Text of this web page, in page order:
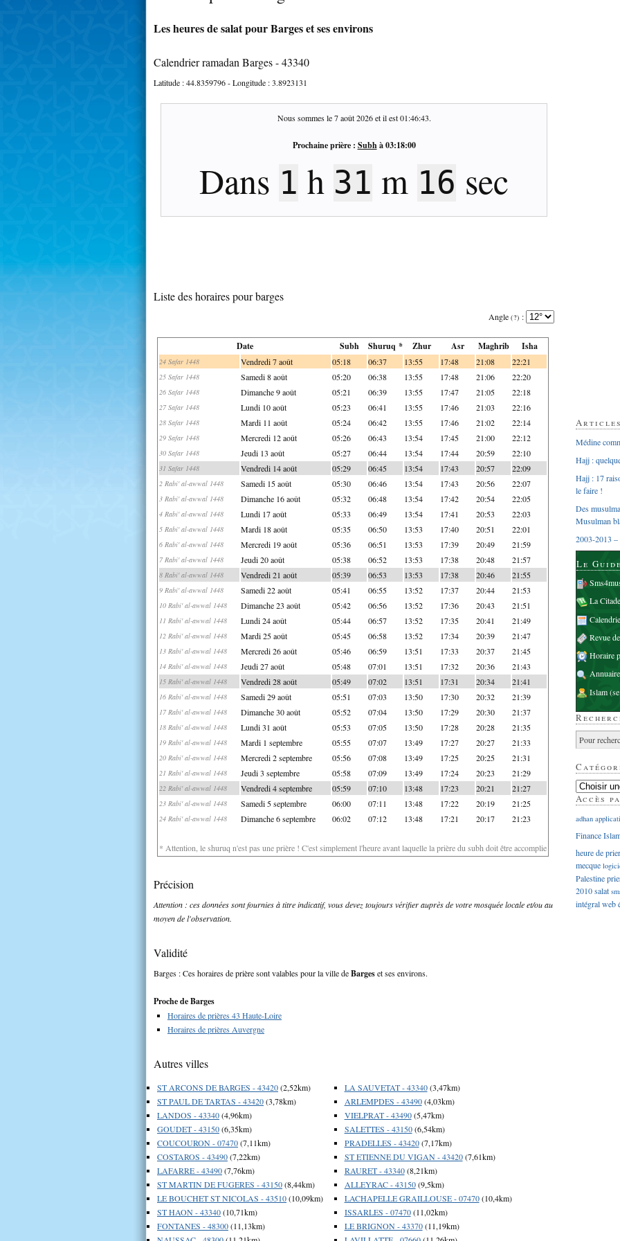
Les heures de salat pour Barges et ses environs
Calendrier ramadan Barges - 43340
Latitude :44.8359796- Longitude :3.8923131
Nous sommes le7 août 2026et il est01:46:44.
Prochaine prière : Subhà03:18:00
Dans 1 h 31 m 15 sec
Liste des horaires pour barges
Angle (?) :
Date Subh Shuruq * Zhur Asr Maghrib Isha
24 Safar 1448 Vendredi 7 août 05:18 06:37 13:55 17:48 21:08 22:21
25 Safar 1448 Samedi 8 août 05:20 06:38 13:55 17:48 21:06 22:20
26 Safar 1448 Dimanche 9 août 05:21 06:39 13:55 17:47 21:05 22:18
27 Safar 1448 Lundi 10 août 05:23 06:41 13:55 17:46 21:03 22:16
28 Safar 1448 Mardi 11 août 05:24 06:42 13:55 17:46 21:02 22:14
29 Safar 1448 Mercredi 12 août 05:26 06:43 13:54 17:45 21:00 22:12
30 Safar 1448 Jeudi 13 août 05:27 06:44 13:54 17:44 20:59 22:10
31 Safar 1448 Vendredi 14 août 05:29 06:45 13:54 17:43 20:57 22:09
2 Rabi' al-awwal 1448 Samedi 15 août 05:30 06:46 13:54 17:43 20:56 22:07
3 Rabi' al-awwal 1448 Dimanche 16 août 05:32 06:48 13:54 17:42 20:54 22:05
4 Rabi' al-awwal 1448 Lundi 17 août 05:33 06:49 13:54 17:41 20:53 22:03
5 Rabi' al-awwal 1448 Mardi 18 août 05:35 06:50 13:53 17:40 20:51 22:01
6 Rabi' al-awwal 1448 Mercredi 19 août 05:36 06:51 13:53 17:39 20:49 21:59
7 Rabi' al-awwal 1448 Jeudi 20 août 05:38 06:52 13:53 17:38 20:48 21:57
8 Rabi' al-awwal 1448 Vendredi 21 août 05:39 06:53 13:53 17:38 20:46 21:55
9 Rabi' al-awwal 1448 Samedi 22 août 05:41 06:55 13:52 17:37 20:44 21:53
10 Rabi' al-awwal 1448 Dimanche 23 août 05:42 06:56 13:52 17:36 20:43 21:51
11 Rabi' al-awwal 1448 Lundi 24 août 05:44 06:57 13:52 17:35 20:41 21:49
12 Rabi' al-awwal 1448 Mardi 25 août 05:45 06:58 13:52 17:34 20:39 21:47
13 Rabi' al-awwal 1448 Mercredi 26 août 05:46 06:59 13:51 17:33 20:37 21:45
14 Rabi' al-awwal 1448 Jeudi 27 août 05:48 07:01 13:51 17:32 20:36 21:43
15 Rabi' al-awwal 1448 Vendredi 28 août 05:49 07:02 13:51 17:31 20:34 21:41
16 Rabi' al-awwal 1448 Samedi 29 août 05:51 07:03 13:50 17:30 20:32 21:39
17 Rabi' al-awwal 1448 Dimanche 30 août 05:52 07:04 13:50 17:29 20:30 21:37
18 Rabi' al-awwal 1448 Lundi 31 août 05:53 07:05 13:50 17:28 20:28 21:35
19 Rabi' al-awwal 1448 Mardi 1 septembre 05:55 07:07 13:49 17:27 20:27 21:33
20 Rabi' al-awwal 1448 Mercredi 2 septembre 05:56 07:08 13:49 17:25 20:25 21:31
21 Rabi' al-awwal 1448 Jeudi 3 septembre 05:58 07:09 13:49 17:24 20:23 21:29
22 Rabi' al-awwal 1448 Vendredi 4 septembre 05:59 07:10 13:48 17:23 20:21 21:27
23 Rabi' al-awwal 1448 Samedi 5 septembre 06:00 07:11 13:48 17:22 20:19 21:25
24 Rabi' al-awwal 1448 Dimanche 6 septembre 06:02 07:12 13:48 17:21 20:17 21:23
* Attention, le shuruq n'est pas une prière ! C'est simplement l'heure avant laquelle la prière du subh doit être accomplie
Précision
Attention : ces données sont fournies à titre indicatif, vous devez toujours vérifier auprès de votre mosquée locale et/ou au
moyen de l'observation.
Validité
Barges : Ces horaires de prière sont valables pour la ville deBargeset ses environs.
Proche de Barges
Horaires de prières 43 Haute-Loire
Horaires de prières Auvergne
Autres villes
ST ARCONS DE BARGES - 43420(2,52km)
ST PAUL DE TARTAS - 43420(3,78km)
LANDOS - 43340(4,96km)
GOUDET - 43150(6,35km)
COUCOURON - 07470(7,11km)
COSTAROS - 43490(7,22km)
LAFARRE - 43490(7,76km)
ST MARTIN DE FUGERES - 43150(8,44km)
LE BOUCHET ST NICOLAS - 43510(10,09km)
ST HAON - 43340(10,71km)
FONTANES - 48300(11,13km)
LA SAUVETAT - 43340(3,47km)
ARLEMPDES - 43490(4,03km)
VIELPRAT - 43490(5,47km)
SALETTES - 43150(6,54km)
PRADELLES - 43420(7,17km)
ST ETIENNE DU VIGAN - 43420(7,61km)
RAURET - 43340(8,21km)
ALLEYRAC - 43150(9,5km)
LACHAPELLE GRAILLOUSE - 07470(10,4km)
ISSARLES - 07470(11,02km)
LE BRIGNON - 43370(11,19km)
Médine
Hajj :
Hajj : 17
le faire !
Des
Musulman
2003-2013 –
Le
La
Revue
Horaire
Islam
Accès
adhan
Finance
heure de
mecque
Palestine
2010salat
intégralweb